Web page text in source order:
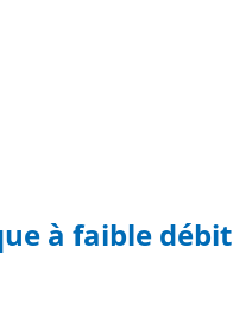
à faible débit